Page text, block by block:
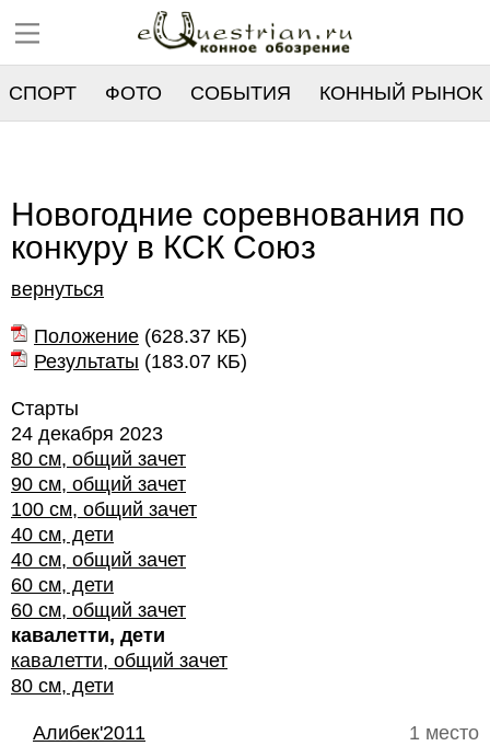
СПОРТ ФОТО СОБЫТИЯ КОННЫЙ РЫНОК
Новогодние соревнования по
конкуру в КСК Союз
вернуться
Положение (628.37 КБ)
Результаты (183.07 КБ)
Старты
24 декабря 2023
80 см, общий зачет
90 см, общий зачет
100 см, общий зачет
40 см, дети
40 см, общий зачет
60 см, дети
60 см, общий зачет
кавалетти, дети
кавалетти, общий зачет
80 см, дети
1 место
Алибек'2011